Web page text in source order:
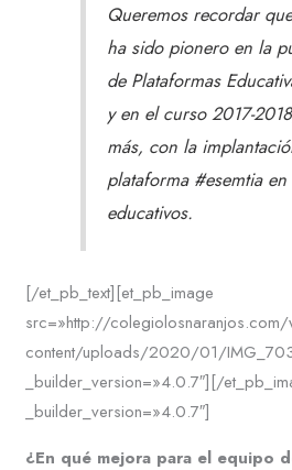
Queremos recordar
ha sido pionero en la
de Plataformas
y en el curso 2017-
más, con la
plataforma #esemtia
educativos.
[/et_pb_text][et_pb_image
src=»http://colegiolosnaranjos.com/
content/uploads/2020/01/
_builder_version=»4.0.7″][/
_builder_version=»4.0.7″]
¿En qué mejora para el equipo